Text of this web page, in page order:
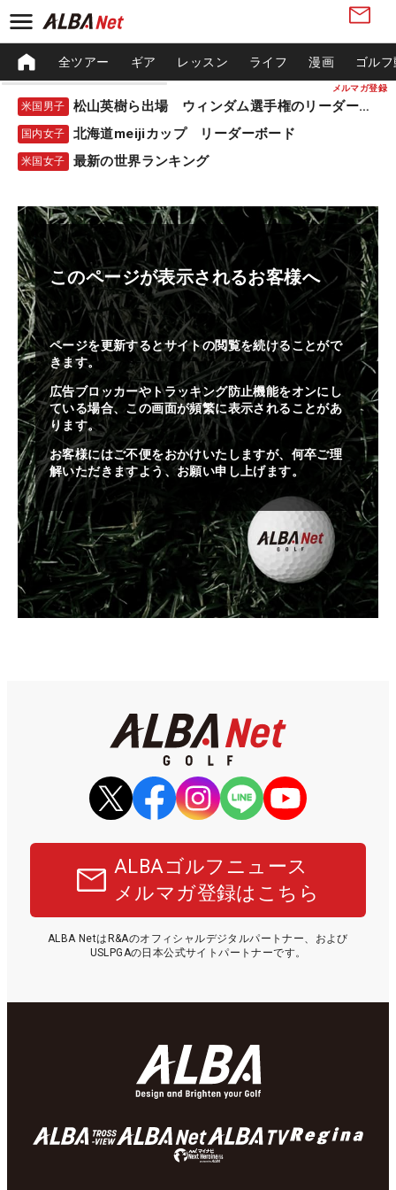
メルマガ登録
全ツアー ギア レッスン ライフ 漫画 ゴル
米国男子 松山英樹ら出場 ウィンダム選手権のリーダーボード
国内女子 北海道meijiカップ リーダーボード
米国女子 最新の世界ランキング
このページが表示されるお客様へ
ページを更新するとサイトの閲覧を続けることがで
きます。
広告ブロッカーやトラッキング防止機能をオンにし
ている場合、この画面が頻繁に表示されることがあ
ります。
お客様にはご不便をおかけいたしますが、何卒ご理
解いただきますよう、お願い申し上げます。
ALBAゴルフニュース
メルマガ登録はこちら
ALBA NetはR&Aのオフィシャルデジタルパートナー、および
USLPGAの日本公式サイトパートナーです。